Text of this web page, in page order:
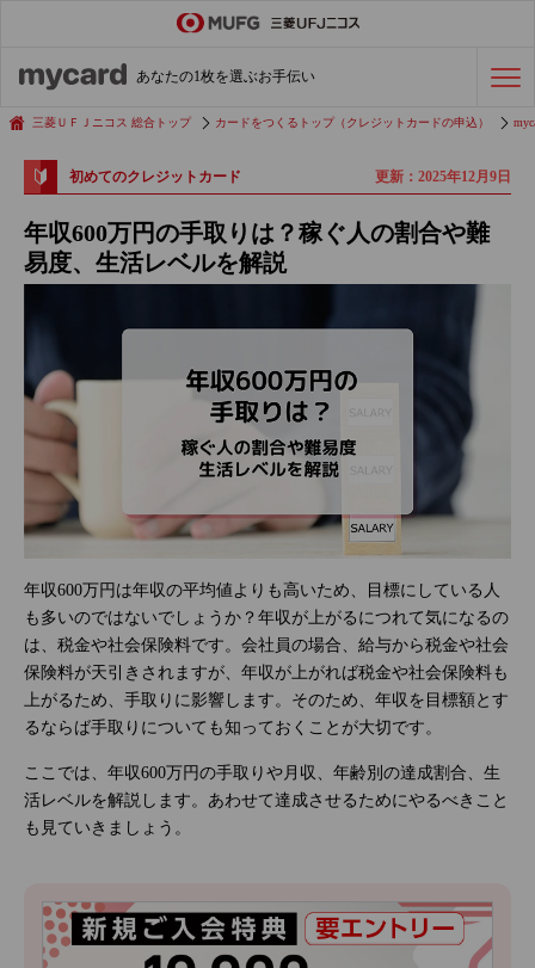
あなたの1枚を選ぶお手伝い
会社経費の支払い 効率化術
三菱ＵＦＪニコス 総合トップ カードをつくるトップ（クレジットカードの申込）
初めてのクレジットカード 更新：2025年12月9日
年収600万円の手取りは？稼ぐ人の割合や難
易度、生活レベルを解説
年収600万円は年収の平均値よりも高いため、目標にしている人
も多いのではないでしょうか？年収が上がるにつれて気になるの
は、税金や社会保険料です。会社員の場合、給与から税金や社会
保険料が天引きされますが、年収が上がれば税金や社会保険料も
上がるため、手取りに影響します。そのため、年収を目標額とす
るならば手取りについても知っておくことが大切です。
ここでは、年収600万円の手取りや月収、年齢別の達成割合、生
活レベルを解説します。あわせて達成させるためにやるべきこと
も見ていきましょう。